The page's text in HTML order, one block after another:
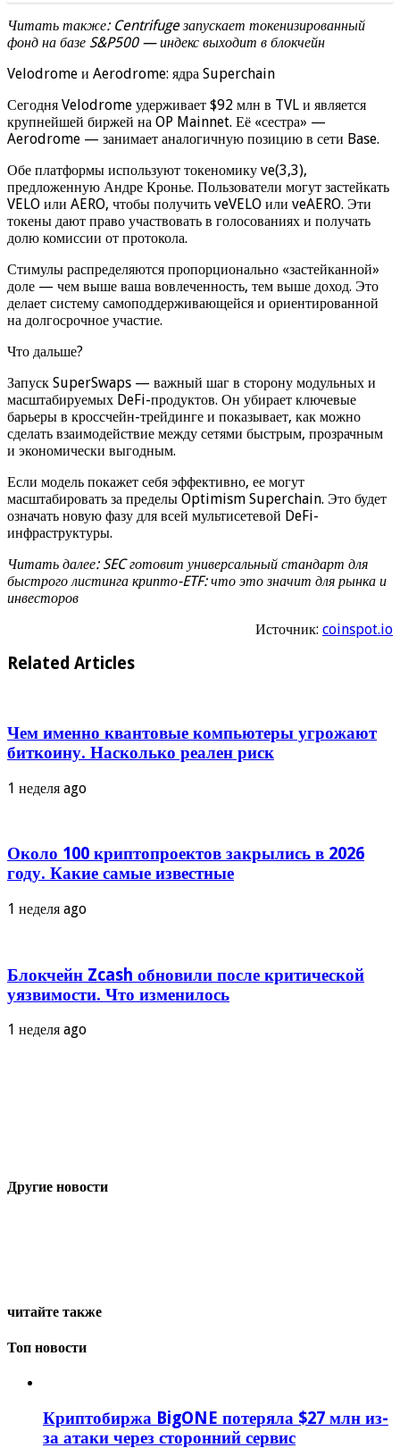
Читать также: Centrifuge запускает токенизированный
фонд на базе S&P500 — индекс выходит в блокчейн
Velodrome и Aerodrome: ядра Superchain
Сегодня Velodrome удерживает $92 млн в TVL и является
крупнейшей биржей на OP Mainnet. Её «сестра» —
Aerodrome — занимает аналогичную позицию в сети Base.
Обе платформы используют токеномику ve(3,3),
предложенную Андре Кронье. Пользователи могут застейкать
VELO или AERO, чтобы получить veVELO или veAERO. Эти
токены дают право участвовать в голосованиях и получать
долю комиссии от протокола.
Стимулы распределяются пропорционально «застейканной»
доле — чем выше ваша вовлеченность, тем выше доход. Это
делает систему самоподдерживающейся и ориентированной
на долгосрочное участие.
Что дальше?
Запуск SuperSwaps — важный шаг в сторону модульных и
масштабируемых DeFi-продуктов. Он убирает ключевые
барьеры в кроссчейн-трейдинге и показывает, как можно
сделать взаимодействие между сетями быстрым, прозрачным
и экономически выгодным.
Если модель покажет себя эффективно, ее могут
масштабировать за пределы Optimism Superchain. Это будет
означать новую фазу для всей мультисетевой DeFi-
инфраструктуры.
Читать далее: SEC готовит универсальный стандарт для
быстрого листинга крипто-ETF: что это значит для рынка и
инвесторов
Источник: coinspot.io
Related Articles
Чем именно квантовые компьютеры угрожают
биткоину. Насколько реален риск
1 неделя ago
Около 100 криптопроектов закрылись в 2026
году. Какие самые известные
1 неделя ago
Блокчейн Zcash обновили после критической
уязвимости. Что изменилось
1 неделя ago
Другие новости
читайте также
Топ новости
Криптобиржа BigONE потеряла $27 млн из-
за атаки через сторонний сервис